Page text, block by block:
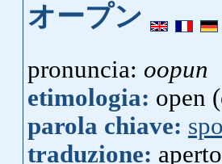
オープン
pronuncia: oopun
etimologia: open
parola chiave:
traduzione: aperto